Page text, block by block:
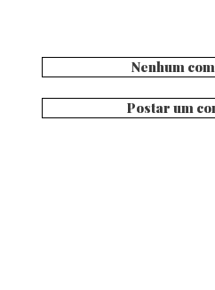
Nenhum
Postar um